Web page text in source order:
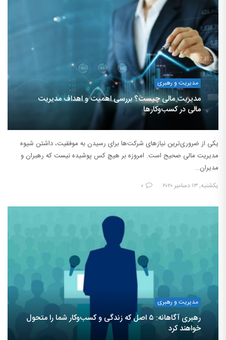
مدیریت و رهبری
مدیریت مالی چیست؟ بررسی اهمیت و اهداف مدیریت
مالی در کسب‌وکارها
یکی از ضروری‌ترین نیازهای شرکت‌ها برای رسیدن به موفقیت، داشتن شیوه
مدیریت مالی صحیح است. امروزه بر هیچ کس پوشیده نیست که رهبران و
مدیران…
یکشنبه, ۱۳ دسامبر ۲۰۲۰ ۰
مدیریت و رهبری
رهبری آگاهانه: ۵ اصل که زندگی و کسب‌وکار شما را متحول
خواهند کرد